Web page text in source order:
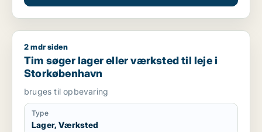
Tim søger lager eller værksted til leje i Storkøbenhavn
2 mdr siden
Tim søger lager eller værksted til leje i
Storkøbenhavn
bruges til opbevaring
Type
Lager, Værksted